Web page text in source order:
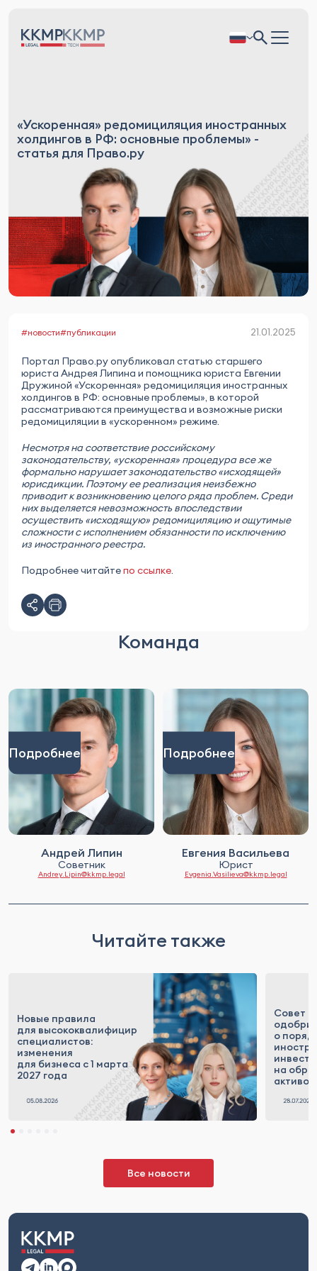
«Ускоренная» редомициляция иностранных
холдингов в РФ: основные проблемы» -
статья для Право.ру
#новости#публикации 21.01.2025
Портал Право.ру опубликовал статью старшего
юриста Андрея Липина и помощника юриста Евгении
Дружиной «Ускоренная» редомициляция иностранных
холдингов в РФ: основные проблемы», в которой
рассматриваются преимущества и возможные риски
редомициляции в «ускоренном» режиме.
Несмотря на соответствие российскому
законодательству, «ускоренная» процедура все же
формально нарушает законодательство «исходящей»
юрисдикции. Поэтому ее реализация неизбежно
приводит к возникновению целого ряда проблем. Среди
них выделяется невозможность впоследствии
осуществить «исходящую» редомициляцию и ощутимые
сложности с исполнением обязанности по исключению
из иностранного реестра.
Подробнее читайтепо ссылке.
Команда
Подробнее
Андрей Липин
Советник
Andrey.Lipin@kkmp.legal
Подробнее
Евгения Васильева
Юрист
Evgenia.Vasilieva@kkmp.legal
Читайте также
Новые правила
для высококвалифицированных
специалистов:
изменения
для бизнеса с 1 марта
2027 года
Совет
о
на
активов
Все новости